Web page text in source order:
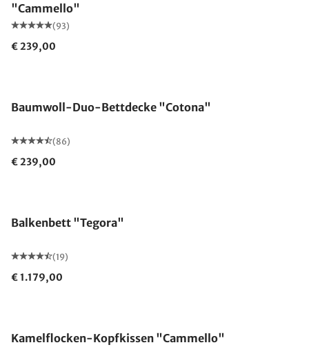
"Cammello"
(93)
€ 239,00
Baumwoll-Duo-Bettdecke "Cotona"
(86)
€ 239,00
Balkenbett "Tegora"
(19)
€ 1.179,00
Kamelflocken-Kopfkissen "Cammello"